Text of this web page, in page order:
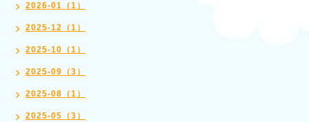
2026-01（1）
2025-12（1）
2025-10（1）
2025-09（3）
2025-08（1）
2025-05（3）